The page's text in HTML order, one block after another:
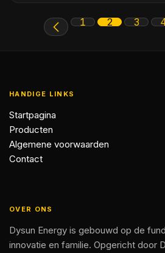
1 2 3
HANDIGE LINKS
Startpagina
Producten
Algemene voorwaarden
Contact
OVER ONS
Dysun Energy is gebouwd op de
innovatie en familie. Opgericht door